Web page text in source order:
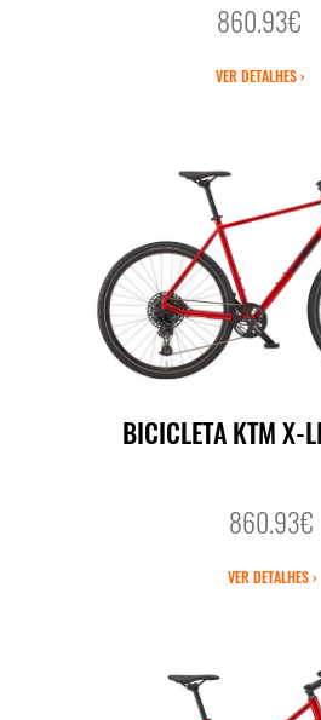
860.93€
VER DETALHES ›
BICICLETA KTM X-
860.93€
VER DETALHES ›